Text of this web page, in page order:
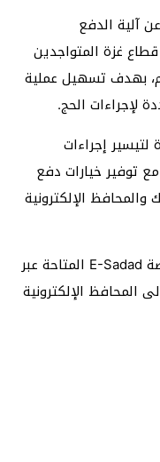
آلية الدفع
غزة المتواجدين
البلاد لموسم حج 1447هـ / 2026م، بهدف تسهيل عملية
لإجراءات الحج.
إجراءات
مع توفير خيارات دفع
والمحافظ الإلكترونية
وأوضحت أنه سيتم الدفع من خلال منصة E-Sadad المتاحة عبر
المحافظ الإلكترونية